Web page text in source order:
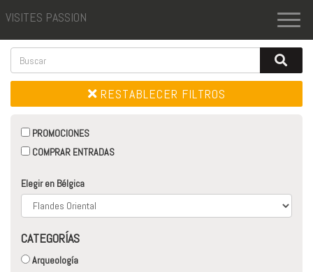
VISITES PASSION
RESTABLECER FILTROS
PROMOCIONES
COMPRAR ENTRADAS
Elegir en Bélgica
CATEGORÍAS
Arqueología